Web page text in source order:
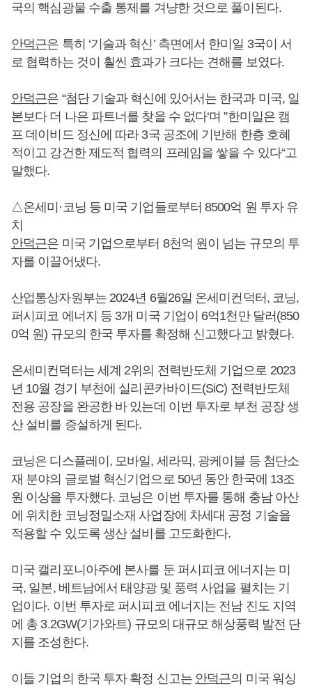
국의 핵심광물 수출 통제를 겨냥한 것으로 풀이된다.
안덕근은 특히 ‘기술과 혁신’ 측면에서 한미일 3국이 서
로 협력하는 것이 훨씬 효과가 크다는 견해를 보였다.
안덕근은 “첨단 기술과 혁신에 있어서는 한국과 미국, 일
본보다 더 나은 파트너를 찾을 수 없다‘며 ”한미일은 캠
프 데이비드 정신에 따라 3국 공조에 기반해 한층 호혜
적이고 강건한 제도적 협력의 프레임을 쌓을 수 있다“고
말했다.
△온세미·코닝 등 미국 기업들로부터 8500억 원 투자 유
치
안덕근은 미국 기업으로부터 8천억 원이 넘는 규모의 투
자를 이끌어냈다.
산업통상자원부는 2024년 6월26일 온세미컨덕터, 코닝,
퍼시피코 에너지 등 3개 미국 기업이 6억1천만 달러(850
0억 원) 규모의 한국 투자를 확정해 신고했다고 밝혔다.
온세미컨덕터는 세계 2위의 전력반도체 기업으로 2023
년 10월 경기 부천에 실리콘카바이드(SiC) 전력반도체
전용 공장을 완공한 바 있는데 이번 투자로 부천 공장 생
산 설비를 증설하게 된다.
코닝은 디스플레이, 모바일, 세라믹, 광케이블 등 첨단소
재 분야의 글로벌 혁신기업으로 50년 동안 한국에 13조
원 이상을 투자했다. 코닝은 이번 투자를 통해 충남 아산
에 위치한 코닝정밀소재 사업장에 차세대 공정 기술을
적용할 수 있도록 생산 설비를 고도화한다.
미국 캘리포니아주에 본사를 둔 퍼시피코 에너지는 미
국, 일본, 베트남에서 태양광 및 풍력 사업을 펼치는 기
업이다. 이번 투자로 퍼시피코 에너지는 전남 진도 지역
에 총 3.2GW(기가와트) 규모의 대규모 해상풍력 발전 단
지를 조성한다.
이들 기업의 한국 투자 확정 신고는 안덕근의 미국 워싱